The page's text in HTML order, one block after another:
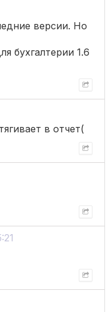
версии. Но
бухгалтерии 1.6
в отчет(